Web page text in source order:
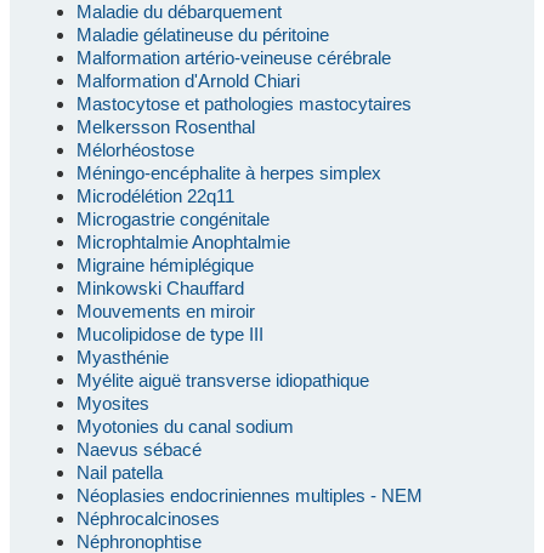
Maladie du débarquement
Maladie gélatineuse du péritoine
Malformation artério-veineuse cérébrale
Malformation d'Arnold Chiari
Mastocytose et pathologies mastocytaires
Melkersson Rosenthal
Mélorhéostose
Méningo-encéphalite à herpes simplex
Microdélétion 22q11
Microgastrie congénitale
Microphtalmie Anophtalmie
Migraine hémiplégique
Minkowski Chauffard
Mouvements en miroir
Mucolipidose de type III
Myasthénie
Myélite aiguë transverse idiopathique
Myosites
Myotonies du canal sodium
Naevus sébacé
Nail patella
Néoplasies endocriniennes multiples - NEM
Néphrocalcinoses
Néphronophtise